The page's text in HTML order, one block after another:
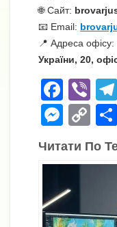
🌐 Сайт:
📧 Email:
📍 Адреса офісу:
України, 20,
F
a
c
e
o
o
Vi
b
er
M
ss
n
C
o
p
Читати По